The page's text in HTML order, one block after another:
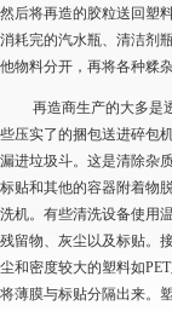
然后将再造的胶粒送回塑
消耗完的汽水瓶、清洁剂
他物料分开，再将各种糅
再造商生产的大多是透
些压实了的捆包送进碎包
漏进垃圾斗。这是清除杂
标贴和其他的容器附着物
洗机。有些清洗设备使用
残留物、灰尘以及标贴。
尘和密度较大的塑料如
将薄膜与标贴分隔出来。